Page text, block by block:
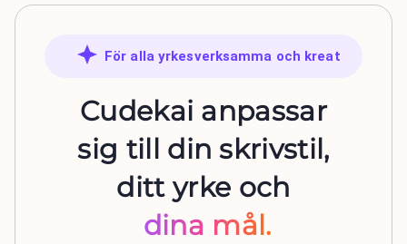
För alla yrkesverksamma och kreatörer
Cudekai anpassar
sig till din skrivstil,
ditt yrke och
dina mål.